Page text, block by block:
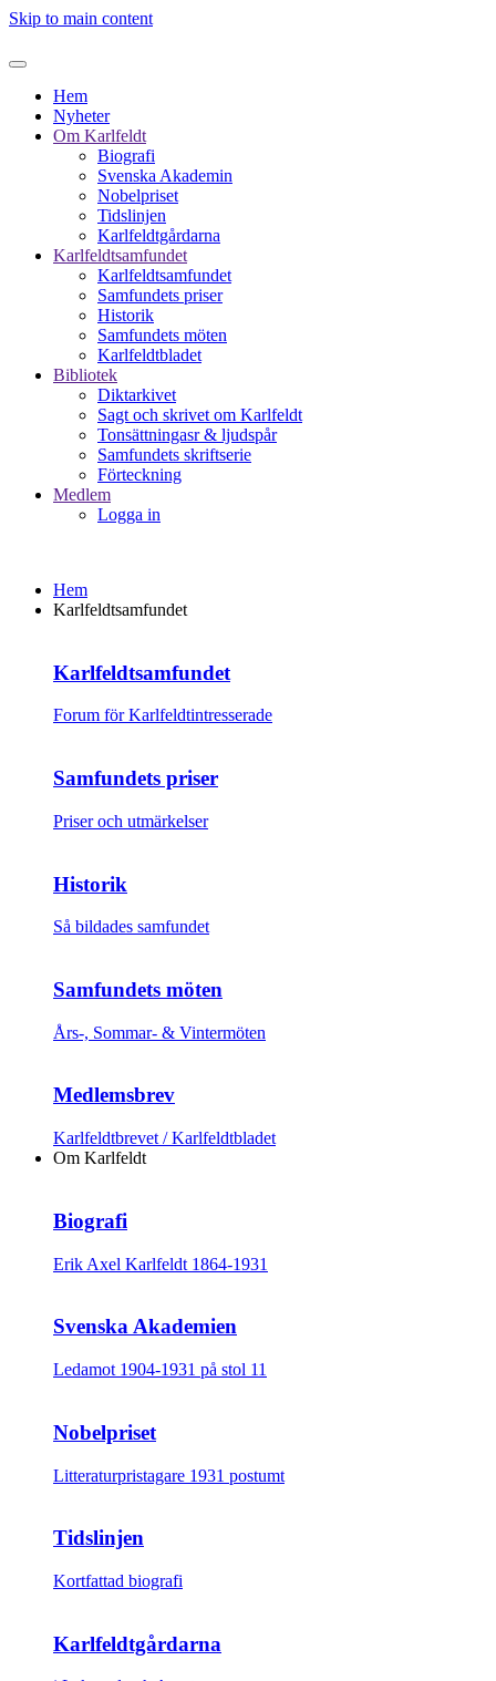
Skip to main content
Hem
Nyheter
Om Karlfeldt
Biografi
Svenska Akademin
Nobelpriset
Tidslinjen
Karlfeldtgårdarna
Karlfeldtsamfundet
Karlfeldtsamfundet
Samfundets priser
Historik
Samfundets möten
Karlfeldtbladet
Bibliotek
Diktarkivet
Sagt och skrivet om Karlfeldt
Tonsättningasr & ljudspår
Samfundets skriftserie
Förteckning
Medlem
Logga in
Hem
Karlfeldtsamfundet
Karlfeldtsamfundet
Forum för Karlfeldtintresserade
Samfundets priser
Priser och utmärkelser
Historik
Så bildades samfundet
Samfundets möten
Års-, Sommar- & Vintermöten
Medlemsbrev
Karlfeldtbrevet / Karlfeldtbladet
Om Karlfeldt
Biografi
Erik Axel Karlfeldt 1864-1931
Svenska Akademien
Ledamot 1904-1931 på stol 11
Nobelpriset
Litteraturpristagare 1931 postumt
Tidslinjen
Kortfattad biografi
Karlfeldtgårdarna